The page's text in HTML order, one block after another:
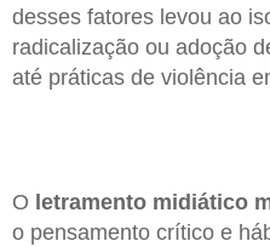
desses fatores levou ao
radicalização ou adoção
até práticas de violência
O letramento midiático
o pensamento crítico e